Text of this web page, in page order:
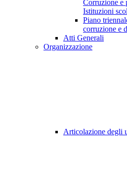
Corruzione e
Istituzioni
Piano
corruzione e
Atti Generali
Organizzazione
Articolazione degli